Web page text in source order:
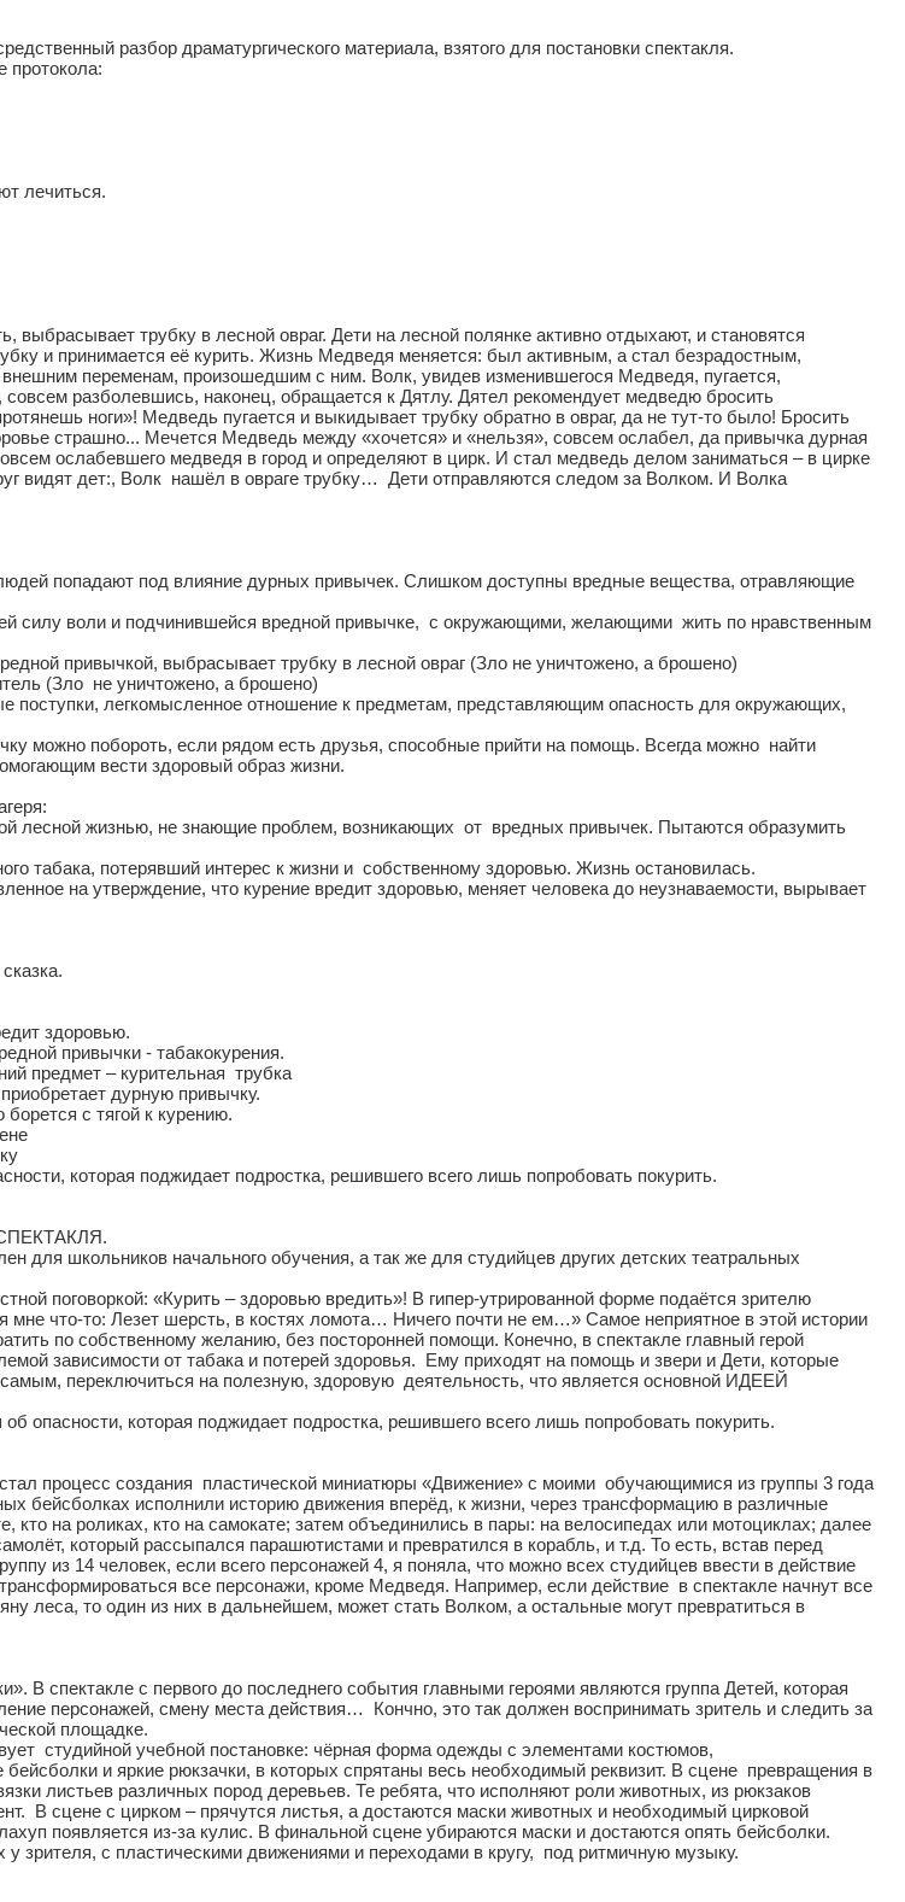
разбор драматургического материала, взятого для постановки спектакля.
протокола:
лечиться.
выбрасывает трубку в лесной овраг. Дети на лесной полянке активно отдыхают, и становятся
и принимается её курить. Жизнь Медведя меняется: был активным, а стал безрадостным,
переменам, произошедшим с ним. Волк, увидев изменившегося Медведя, пугается,
разболевшись, наконец, обращается к Дятлу. Дятел рекомендует медведю бросить
ноги»! Медведь пугается и выкидывает трубку обратно в овраг, да не тут-то было! Бросить
страшно... Мечется Медведь между «хочется» и «нельзя», совсем ослабел, да привычка дурная
ослабевшего медведя в город и определяют в цирк. И стал медведь делом заниматься – в цирке
видят дет:, Волк нашёл в овраге трубку… Дети отправляются следом за Волком. И Волка
попадают под влияние дурных привычек. Слишком доступны вредные вещества, отравляющие
силу воли и подчинившейся вредной привычке, с окружающими, желающими жить по нравственным
привычкой, выбрасывает трубку в лесной овраг (Зло не уничтожено, а брошено)
(Зло не уничтожено, а брошено)
поступки, легкомысленное отношение к предметам, представляющим опасность для окружающих,
можно побороть, если рядом есть друзья, способные прийти на помощь. Всегда можно найти
вести здоровый образ жизни.
лесной жизнью, не знающие проблем, возникающих от вредных привычек. Пытаются образумить
табака, потерявший интерес к жизни и собственному здоровью. Жизнь остановилась.
на утверждение, что курение вредит здоровью, меняет человека до неузнаваемости, вырывает
здоровью.
привычки - табакокурения.
предмет – курительная трубка
дурную привычку.
с тягой к курению.
которая поджидает подростка, решившего всего лишь попробовать покурить.
для школьников начального обучения, а так же для студийцев других детских театральных
поговоркой: «Курить – здоровью вредить»! В гипер-утрированной форме подаётся зрителю
мне что-то: Лезет шерсть, в костях ломота… Ничего почти не ем…» Самое неприятное в этой истории
по собственному желанию, без посторонней помощи. Конечно, в спектакле главный герой
зависимости от табака и потерей здоровья. Ему приходят на помощь и звери и Дети, которые
переключиться на полезную, здоровую деятельность, что является основной ИДЕЕЙ
опасности, которая поджидает подростка, решившего всего лишь попробовать покурить.
процесс создания пластической миниатюры «Движение» с моими обучающимися из группы 3 года
бейсболках исполнили историю движения вперёд, к жизни, через трансформацию в различные
кто на роликах, кто на самокате; затем объединились в пары: на велосипедах или мотоциклах; далее
который рассыпался парашютистами и превратился в корабль, и т.д. То есть, встав перед
из 14 человек, если всего персонажей 4, я поняла, что можно всех студийцев ввести в действие
все персонажи, кроме Медведя. Например, если действие в спектакле начнут все
леса, то один из них в дальнейшем, может стать Волком, а остальные могут превратиться в
В спектакле с первого до последнего события главными героями являются группа Детей, которая
персонажей, смену места действия… Кончно, это так должен воспринимать зритель и следить за
площадке.
студийной учебной постановке: чёрная форма одежды с элементами костюмов,
и яркие рюкзачки, в которых спрятаны весь необходимый реквизит. В сцене превращения в
листьев различных пород деревьев. Те ребята, что исполняют роли животных, из рюкзаков
В сцене с цирком – прячутся листья, а достаются маски животных и необходимый цирковой
появляется из-за кулис. В финальной сцене убираются маски и достаются опять бейсболки.
зрителя, с пластическими движениями и переходами в кругу, под ритмичную музыку.